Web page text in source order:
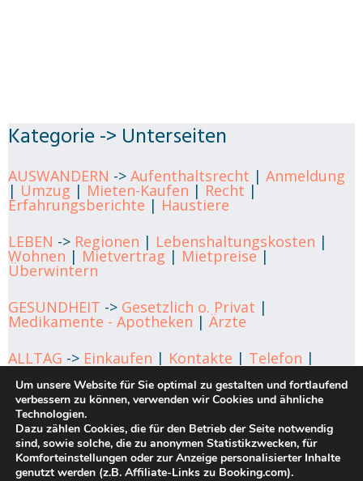
Kategorie -> Unterseiten
AUSWANDERN -> Aufenthaltsrecht | Anmeldung
| Umzug | Mieten-Kaufen | Recht |
Erfahrungsberichte | Haustiere
LEBEN -> Regionen | Lebenshaltungskosten |
Wohnen | Mietvertrag | Mietpreise|
Überwintern
GESUNDHEIT -> Gesetzlich o. Privat |
Medikamente - Apotheken | Ärzte
ALLTAG -> Einkaufen | Kontakte | Telefon |
Verkehrsmittel|Telefonnummern|
Sprachkurse|Geld-Bank| Veranstaltungen
FINANZEN->Steuerpflicht|Rente überweisen
Finanzplanung
KONTAKT-> Impressum|Datenschutz|
Um unsere Website für Sie optimal zu gestalten und fortlaufend
verbessern zu können, verwenden wir Cookies und ähnliche
Technologien.
Dazu zählen Cookies, die für den Betrieb der Seite notwendig
sind, sowie solche, die zu anonymen Statistikzwecken, für
Komforteinstellungen oder zur Anzeige personalisierter Inhalte
genutzt werden (z.B. Affiliate-Links zu Booking.com).